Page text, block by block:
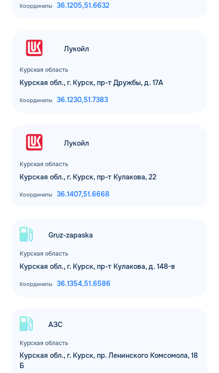
Координаты 36.1205,51.6632
Курская область
Лукойл
Курская обл., г. Курск, пр-т Дружбы, д. 17А
Координаты 36.1230,51.7383
Курская область
Лукойл
Курская обл., г. Курск, пр-т Кулакова, 22
Координаты 36.1407,51.6668
Курская область
Gruz-zapaska
Курская обл., г. Курск, пр-т Кулакова, д. 148-в
Координаты 36.1354,51.6586
Курская область
АЗС
Курская обл., г. Курск, пр. Ленинского Комсомола, 18
Б
ЗАКАЗАТЬ
Имя*
Email*
Комментарий
Заполняя форму, я
соглашаюсь с
обработкой персональных данных
Спасибо! Ваша заявка принята.
Мы свяжемся с Вами в ближайшее
рабочее время: пн-пт с 9:00 до 18:00